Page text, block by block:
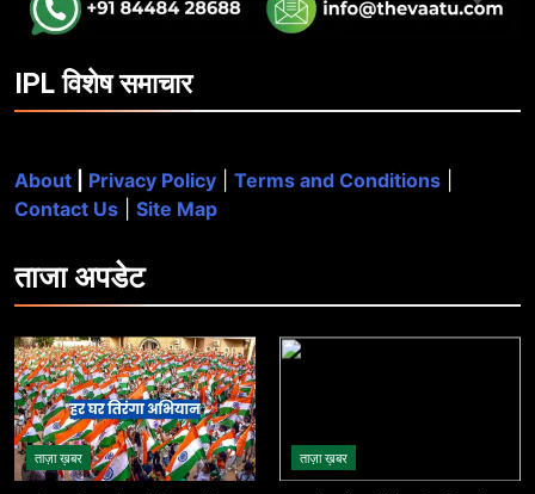
IPL विशेष समाचार
About Privacy Policy Terms and Conditions
Contact Us
Site Map
ताजाअपडेट
ताज़ा ख़बर ताज़ा ख़बर